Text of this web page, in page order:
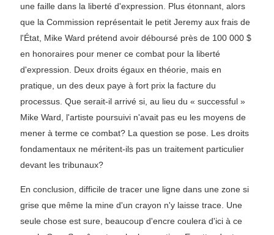
une faille dans la liberté d'expression. Plus étonnant, alors
que la Commission représentait le petit Jeremy aux frais de
l'État, Mike Ward prétend avoir déboursé près de 100 000 $
en honoraires pour mener ce combat pour la liberté
d'expression. Deux droits égaux en théorie, mais en
pratique, un des deux paye à fort prix la facture du
processus. Que serait-il arrivé si, au lieu du « successful »
Mike Ward, l'artiste poursuivi n'avait pas eu les moyens de
mener à terme ce combat? La question se pose. Les droits
fondamentaux ne méritent-ils pas un traitement particulier
devant les tribunaux?
En conclusion, difficile de tracer une ligne dans une zone si
grise que même la mine d'un crayon n'y laisse trace. Une
seule chose est sure, beaucoup d'encre coulera d'ici à ce